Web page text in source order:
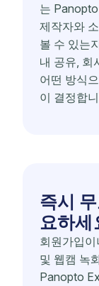
는
제작자와
볼 수 있는
내 공유, 회
어떤 방식
이 결정합
즉시
요하세
회원가입
및 웹캠 녹
Panopto